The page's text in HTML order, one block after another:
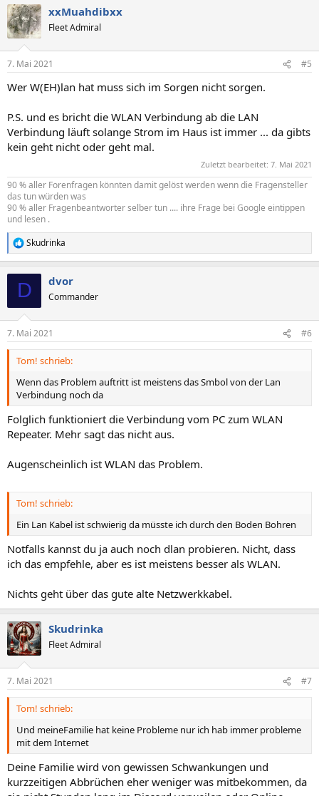
k
t
i
e
:
xxMuahdibxx
Fleet Admiral
7. Mai 2021 #5
Wer W(EH)lan hat muss sich im Sorgen nicht sorgen.
P.S. und es bricht die WLAN Verbindung ab die LAN
Verbindung läuft solange Strom im Haus ist immer ... da gibts
kein geht nicht oder geht mal.
Zuletzt bearbeitet: 7. Mai 2021
90 % aller Forenfragen könnten damit gelöst werden wenn die Fragensteller
das tun würden was
90 % aller Fragenbeantworter selber tun .... ihre Frage bei Google eintippen
und lesen .
R
e
e
n
Skudrinka
D dvor
Commander
7. Mai 2021 #6
Tom! schrieb:
Wenn das Problem auftritt ist meistens das Smbol von der Lan
Verbindung noch da
Folglich funktioniert die Verbindung vom PC zum WLAN
Repeater. Mehr sagt das nicht aus.
Augenscheinlich ist WLAN das Problem.
Tom! schrieb:
Ein Lan Kabel ist schwierig da müsste ich durch den Boden Bohren
Notfalls kannst du ja auch noch dlan probieren. Nicht, dass
ich das empfehle, aber es ist meistens besser als WLAN.
Nichts geht über das gute alte Netzwerkkabel.
Skudrinka
Fleet Admiral
7. Mai 2021 #7
Tom! schrieb:
Und meineFamilie hat keine Probleme nur ich hab immer probleme
mit dem Internet
Deine Familie wird von gewissen Schwankungen und
kurzzeitigen Abbrüchen eher weniger was mitbekommen, da